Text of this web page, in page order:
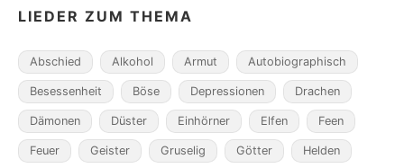
LIEDER ZUM THEMA
Abschied Alkohol Armut Autobiographisch
Besessenheit Böse Depressionen Drachen
Dämonen Düster Einhörner Elfen Feen
Feuer Geister Gruselig Götter Helden